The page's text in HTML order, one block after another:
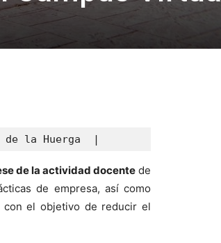
de la Huerga  |
de la actividad docente de
de empresa, así como
el objetivo de reducir el